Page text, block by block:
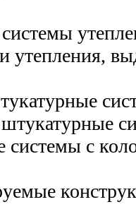
утепления,
системы с